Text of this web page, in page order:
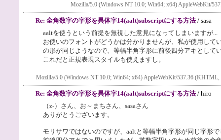
Mozilla/5.0 (Windows NT 10.0; Win64; x64) AppleWebKit/
Re: 全角数字の字形を異体字14(aalt)subscriptにする方法/ sasa
aaltを使うという前提を無視した意見になってしまいますが...
お使いのフォントがどうかは分かりませんが、私が使用して
の形が同じようなので、等幅半角字形に前後四分アキとして
これだと正規表現スタイルも使えますし。
Mozilla/5.0 (Windows NT 10.0; Win64; x64) AppleWebKit/537.36 (KHTML,
Re: 全角数字の字形を異体字14(aalt)subscriptにする方法/ hiro
（z-）さん、お～まちさん、sasaさん
ありがとうございます。
モリサワではないのですが、aaltと等幅半角字形が同じ字形